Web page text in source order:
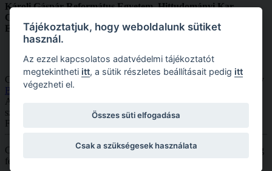
Károli Gáspár Református Egyetem, Hittudományi Kar
Cím:
Email: dekanihivatal.htk@kre.hu
Copyright © 2026 KRE HTK. Minden jog fenntartva. Designed by
Bowthemes.com.
A
szoftver
Fordította a
Copyright © 2026 Károli Gáspár Református Egyetem. Minden jog
fenntartva.
Tájékoztatjuk, hogy weboldalunk sütiket
használ.
Az ezzel kapcsolatos adatvédelmi tájékoztatót
megtekintheti itt, a sütik részletes beállításait pedig itt
végezheti el.
Összes süti elfogadása
Csak a szükségesek használata